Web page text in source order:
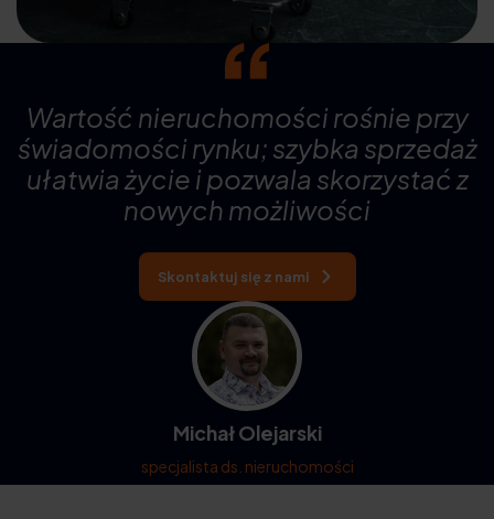
Wartość nieruchomości rośnie przy
świadomości rynku; szybka sprzedaż
ułatwia życie i pozwala skorzystać z
nowych możliwości
Skontaktuj się z nami
Michał Olejarski
specjalista ds. nieruchomości